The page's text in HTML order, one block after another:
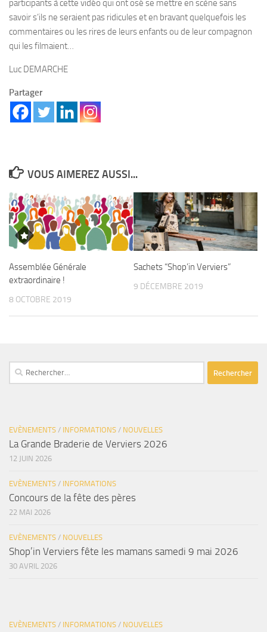
participants à cette vidéo qui ont osé se mettre en scène sans
savoir s’ils ne seraient pas ridicules et en bravant quelquefois les
commentaires ou les rires de leurs enfants ou de leur compagnon
qui les filmaient…
Luc DEMARCHE
Partager
VOUS AIMEREZ AUSSI...
Assemblée Générale
extraordinaire !
8 OCTOBRE 2019
Sachets “Shop’in Verviers”
9 DÉCEMBRE 2019
Rechercher :
EVÈNEMENTS / INFORMATIONS / NOUVELLES
La Grande Braderie de Verviers 2026
12 JUIN 2026
EVÈNEMENTS / INFORMATIONS
Concours de la fête des pères
22 MAI 2026
EVÈNEMENTS / NOUVELLES
Shop’in Verviers fête les mamans samedi 9 mai 2026
30 AVRIL 2026
EVÈNEMENTS / INFORMATIONS / NOUVELLES